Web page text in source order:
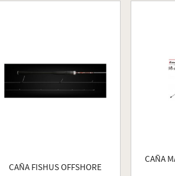
CAÑA FISHUS OFFSHORE
CAÑA